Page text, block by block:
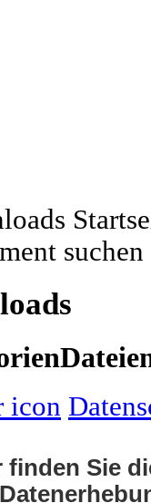
finden Sie